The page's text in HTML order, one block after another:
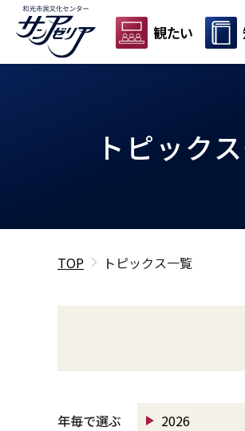
観たい
トピック
TOP トピックス一覧
年毎で選ぶ 2026